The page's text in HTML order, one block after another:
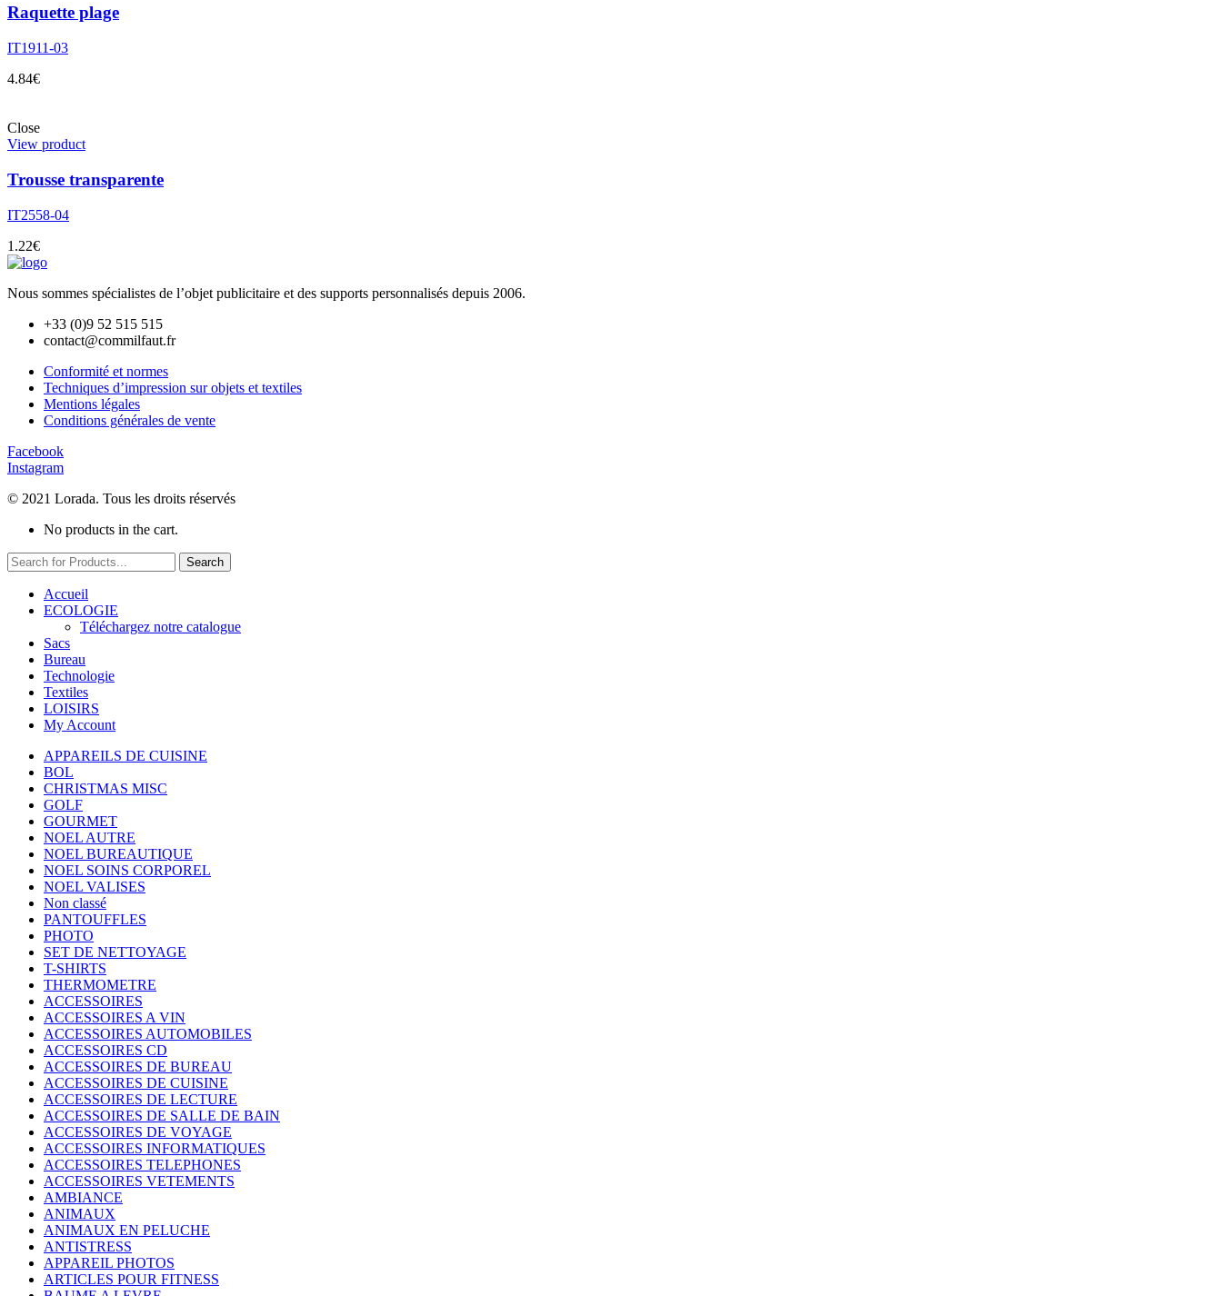
Raquette plage
IT1911-03
4.84€
Close
View product
Trousse transparente
IT2558-04
1.22€
Nous sommes spécialistes de l’objet publicitaire et des supports personnalisés depuis 2006.
+33 (0)9 52 515 515
contact@commilfaut.fr
Conformité et normes
Techniques d’impression sur objets et textiles
Mentions légales
Conditions générales de vente
Facebook
Instagram
© 2021 Lorada. Tous les droits réservés
No products in the cart.
Search
Accueil
ECOLOGIE
Téléchargez notre catalogue
Sacs
Bureau
Technologie
Textiles
LOISIRS
My Account
APPAREILS DE CUISINE
BOL
CHRISTMAS MISC
GOLF
GOURMET
NOEL AUTRE
NOEL BUREAUTIQUE
NOEL SOINS CORPOREL
NOEL VALISES
Non classé
PANTOUFFLES
PHOTO
SET DE NETTOYAGE
T-SHIRTS
THERMOMETRE
ACCESSOIRES
ACCESSOIRES A VIN
ACCESSOIRES AUTOMOBILES
ACCESSOIRES CD
ACCESSOIRES DE BUREAU
ACCESSOIRES DE CUISINE
ACCESSOIRES DE LECTURE
ACCESSOIRES DE SALLE DE BAIN
ACCESSOIRES DE VOYAGE
ACCESSOIRES INFORMATIQUES
ACCESSOIRES TELEPHONES
ACCESSOIRES VETEMENTS
AMBIANCE
ANIMAUX
ANIMAUX EN PELUCHE
ANTISTRESS
APPAREIL PHOTOS
ARTICLES POUR FITNESS